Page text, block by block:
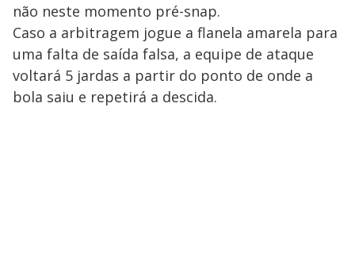
não neste momento pré-snap.
Caso a arbitragem jogue a flanela amarela para
uma falta de saída falsa, a equipe de ataque
voltará 5 jardas a partir do ponto de onde a
bola saiu e repetirá a descida.